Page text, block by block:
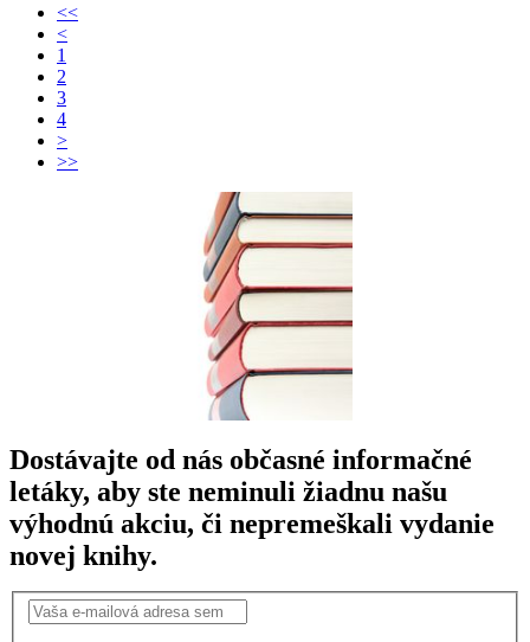
<<
<
1
2
3
4
>
>>
Dostávajte od nás občasné informačné
letáky, aby ste neminuli žiadnu našu
výhodnú akciu, či nepremeškali vydanie
novej knihy.